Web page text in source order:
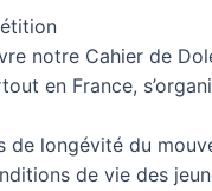
notre Cahier de
en France,
de longévité du
de vie des